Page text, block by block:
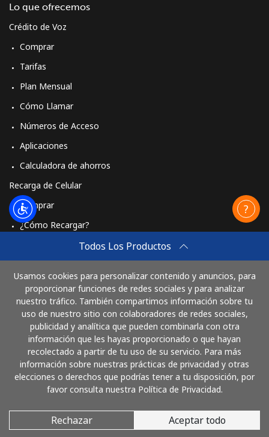
Todos Los Productos
Usamos cookies para personalizar contenido y anuncios, para
proporcionar funciones de redes sociales y para analizar
nuestro tráfico. También compartimos información sobre tu
uso de nuestro sitio con colaboradores de redes sociales,
publicidad y analítica que pueden combinarla con otra
información que les hayas proporcionado o que hayan
recolectado a partir de tu uso de su servicio. Para más
información sobre nuestras prácticas de privacidad y otras
elecciones o derechos que podrías tener a tu disposición, por
favor consulta nuestra Política de Privacidad.
Rechazar Aceptar todo
Lo que ofrecemos
Crédito de Voz
Comprar
Tarifas
Plan Mensual
Cómo Llamar
Números de Acceso
Aplicaciones
Calculadora de ahorros
Recarga de Celular
Comprar
¿Cómo Recargar?
Comprar
Cómo funciona
Paga con
© 2026 LlamaEcuador